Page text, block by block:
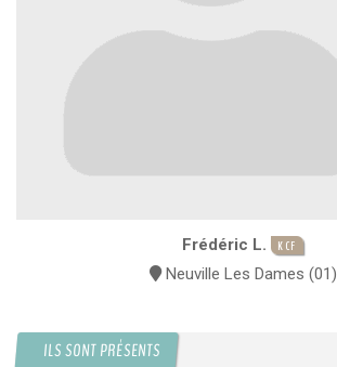
Frédéric L. KCF
Neuville Les Dames (01)
ILS SONT PRÉSENTS